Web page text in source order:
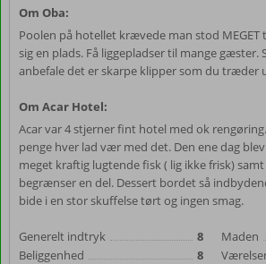
Om Oba:
Poolen på hotellet krævede man stod
sig en plads. Få liggepladser til mange gæster.
anbefale det er skarpe klipper som du træder
Om Acar Hotel:
Acar var 4 stjerner fint hotel med ok
penge hver lad vær med det. Den ene dag
meget kraftig lugtende fisk ( lig ikke frisk) samt
begrænser en del. Dessert bordet så
bide i en stor skuffelse tørt og ingen smag.
Generelt indtryk
8
Beliggenhed
8
Maden